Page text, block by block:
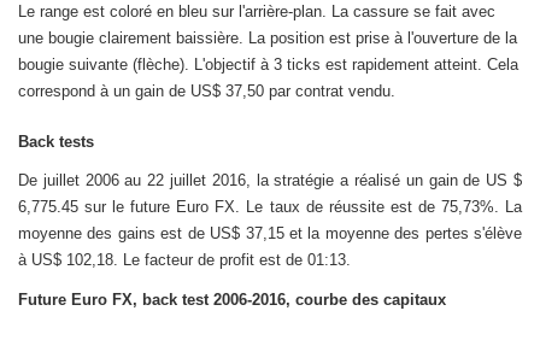
Le range est coloré en bleu sur l'arrière-plan. La cassure se fait avec
une bougie clairement baissière. La position est prise à l'ouverture de la
bougie suivante (flèche). L'objectif à 3 ticks est rapidement atteint. Cela
correspond à un gain de US$ 37,50 par contrat vendu.
Back tests
De juillet 2006 au 22 juillet 2016, la stratégie a réalisé un gain de US $
6,775.45 sur le future Euro FX. Le taux de réussite est de 75,73%. La
moyenne des gains est de US$ 37,15 et la moyenne des pertes s'élève
à US$ 102,18. Le facteur de profit est de 01:13.
Future Euro FX, back test 2006-2016, courbe des capitaux